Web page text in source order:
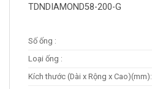
TDNDIAMOND58-200-G
Số ống :
Loại ống :
Kích thước (Dài x Rộng x Cao)(mm):